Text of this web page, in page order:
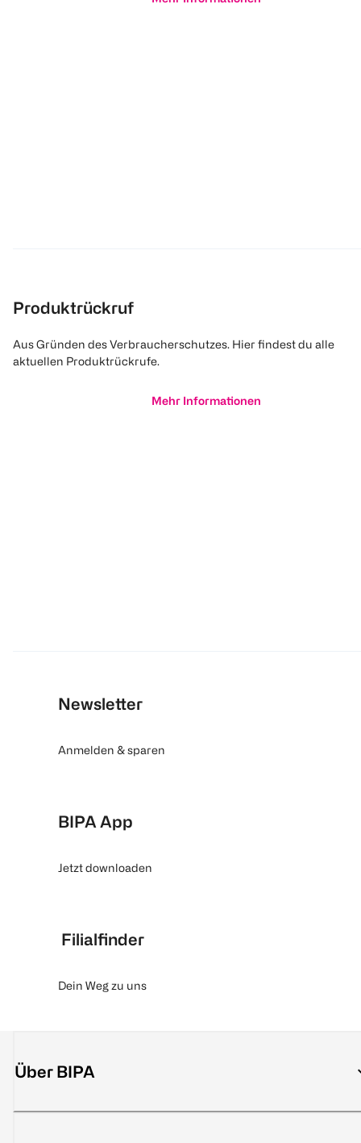
Produktrückruf
Aus Gründen des Verbraucherschutzes. Hier findest du alle
aktuellen Produktrückrufe.
Mehr Informationen
Newsletter
Anmelden & sparen
BIPA App
Jetzt downloaden
Filialfinder
Dein Weg zu uns
Über BIPA